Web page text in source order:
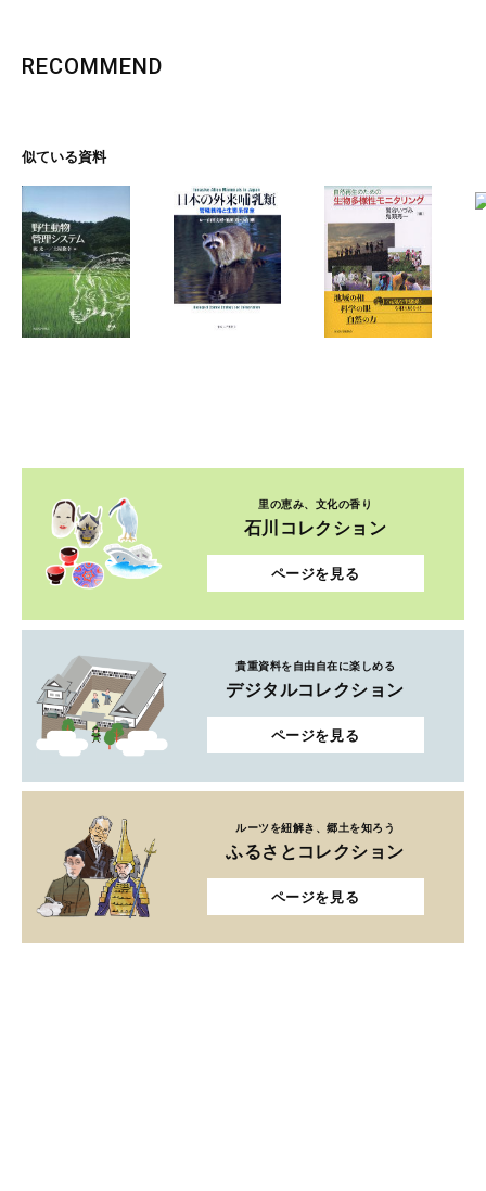
RECOMMEND
似ている資料
里の恵み、文化の香り
石川コレクション
ページを見る
貴重資料を自由自在に楽しめる
デジタルコレクション
ページを見る
ルーツを紐解き、郷土を知ろう
ふるさとコレクション
ページを見る